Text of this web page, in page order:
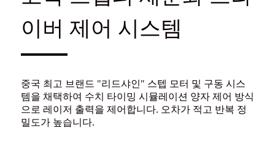
이버 제어 시스템
중국 최고 브랜드 "리드샤인" 스텝 모터 및 구동 시스
템을 채택하여 수치 타이밍 시뮬레이션 양자 제어 방식
으로 레이저 출력을 제어합니다. 오차가 적고 반복 정
밀도가 높습니다.